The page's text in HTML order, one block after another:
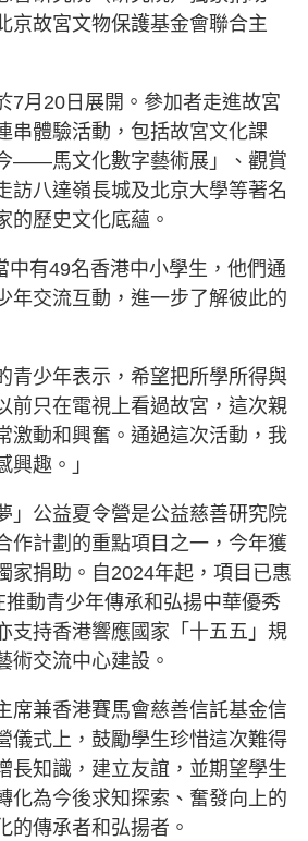
京故宮文物保護基金會聯合主
7月20日展開。參加者走進故宮
串體驗活動，包括故宮文化課
——馬文化數字藝術展」、觀賞
訪八達嶺長城及北京大學等著名
的歷史文化底蘊。
中有49名香港中小學生，他們通
年交流互動，進一步了解彼此的
青少年表示，希望把所學所得與
前只在電視上看過故宮，這次親
激動和興奮。通過這次活動，我
興趣。」
」公益夏令營是公益慈善研究院
作計劃的重點項目之一，今年獲
家捐助。自2024年起，項目已惠
動青少年傳承和弘揚中華優秀
支持香港響應國家「十五五」規
術交流中心建設。
席兼香港賽馬會慈善信託基金信
儀式上，鼓勵學生珍惜這次難得
長知識，建立友誼，並期望學生
化為今後求知探索、奮發向上的
的傳承者和弘揚者。